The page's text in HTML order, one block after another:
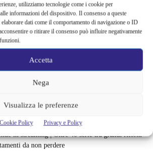
utilizziamo tecnologie come i cookie per
informazioni del dispositivo. Il consenso a queste
dati come il comportamento di navigazione o ID
o ritirare il consenso può influire negativamente
Accetta
Nega
Visualizza le preferenze
Cookie Policy Privacy e Policy
personaggi di Spider-Man, nessun nuovo
cosa resta dell’esperimento
ad agosto 2026 | 3 serie e 13 film lasciano il
per l’ultimo rewatch
oscuro del pollo fritto | Mo Gilligan affronta
da guardare subito
3 arriva su Netflix, l’ora esatta del debutto in
in streaming | Oltre 40 serie tra grandi ritorni
da non perdere